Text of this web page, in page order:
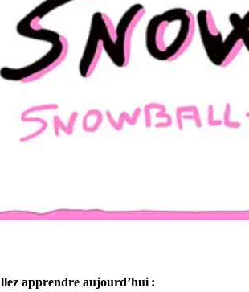
apprendre aujourd’hui :